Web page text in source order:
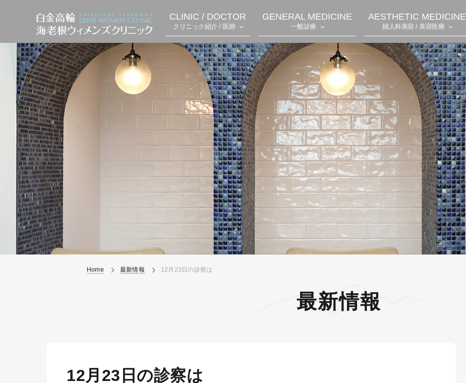
CLINIC / DOCTOR
クリニック紹介 / 医師
GENERAL MEDICINE
一般診療
AESTHETIC MEDICINE
婦人科美容 / 美容医療
Home 最新情報 12月23日の診察は
最新情報
12月23日の診察は